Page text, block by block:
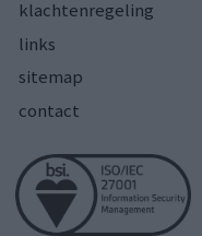
klachtenregeling
links
sitemap
contact